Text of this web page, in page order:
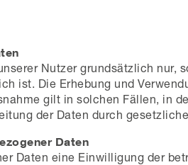
Nutzer grundsätzlich
ist. Die Erhebung und
gilt in solchen Fällen, in
der Daten durch
Daten
Daten eine Einwilligung der